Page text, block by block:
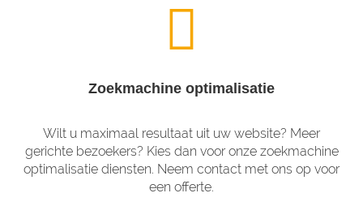
Zoekmachine optimalisatie
Wilt u maximaal resultaat uit uw website? Meer
gerichte bezoekers? Kies dan voor onze zoekmachine
optimalisatie diensten. Neem contact met ons op voor
een offerte.